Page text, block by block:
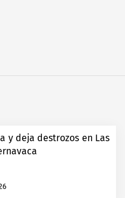
y deja destrozos en Las